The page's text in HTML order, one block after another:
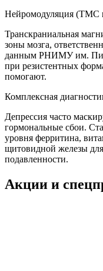
Нейромодуляция (ТМС
Транскраниальная
зоны мозга,
данным РНИМУ им.
при резистентных
помогают.
Комплексная
Депрессия часто
гормональные сбои.
уровня ферритина,
щитовидной железы
подавленности.
Акции и